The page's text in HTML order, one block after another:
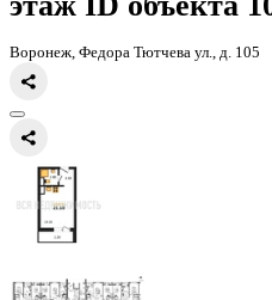
Главная КаталогВсе ЖК ЖК
Квартиры-
этаж
Воронеж, Федора Тютчева ул.,